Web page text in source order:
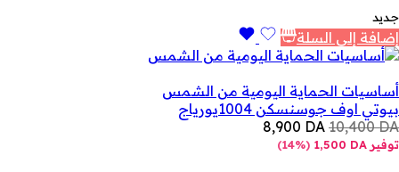
جديد
إضافة إلى السلة
أساسيات الحماية اليومية من الشمس
بيوتي اوف جوسنسكن 1004
يورياج
10,400DA
8,900 DA
توفير 1,500 DA
(
14%
)